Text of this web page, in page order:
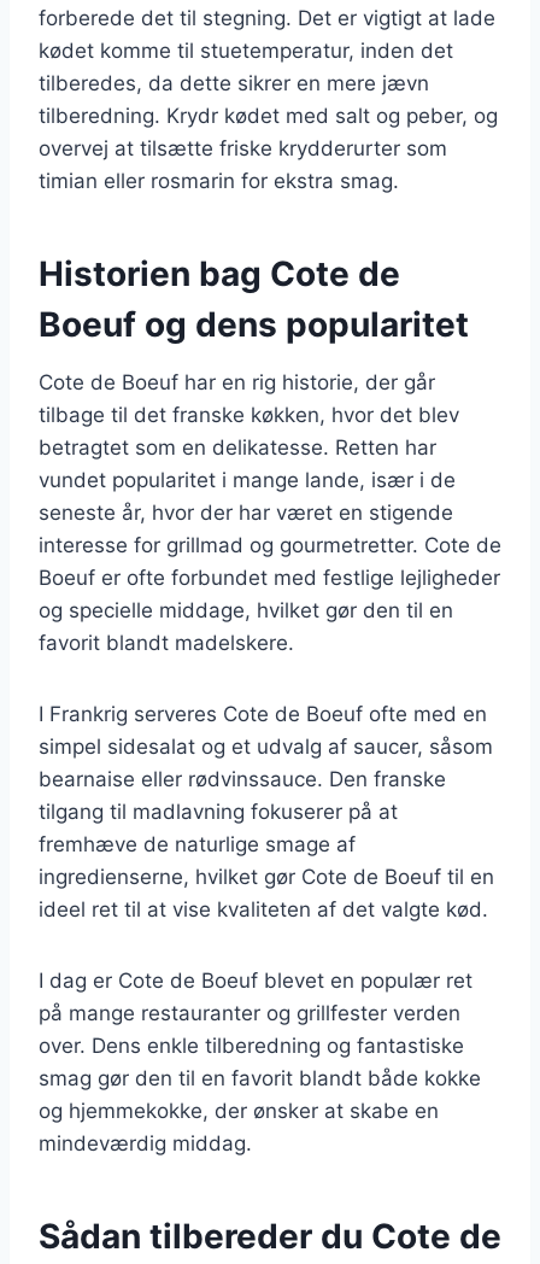
forberede det til stegning. Det er vigtigt at lade
kødet komme til stuetemperatur, inden det
tilberedes, da dette sikrer en mere jævn
tilberedning. Krydr kødet med salt og peber, og
overvej at tilsætte friske krydderurter som
timian eller rosmarin for ekstra smag.
Historien bag Cote de
Boeuf og dens popularitet
Cote de Boeuf har en rig historie, der går
tilbage til det franske køkken, hvor det blev
betragtet som en delikatesse. Retten har
vundet popularitet i mange lande, især i de
seneste år, hvor der har været en stigende
interesse for grillmad og gourmetretter. Cote de
Boeuf er ofte forbundet med festlige lejligheder
og specielle middage, hvilket gør den til en
favorit blandt madelskere.
I Frankrig serveres Cote de Boeuf ofte med en
simpel sidesalat og et udvalg af saucer, såsom
bearnaise eller rødvinssauce. Den franske
tilgang til madlavning fokuserer på at
fremhæve de naturlige smage af
ingredienserne, hvilket gør Cote de Boeuf til en
ideel ret til at vise kvaliteten af det valgte kød.
I dag er Cote de Boeuf blevet en populær ret
på mange restauranter og grillfester verden
over. Dens enkle tilberedning og fantastiske
smag gør den til en favorit blandt både kokke
og hjemmekokke, der ønsker at skabe en
mindeværdig middag.
Sådan tilbereder du Cote de